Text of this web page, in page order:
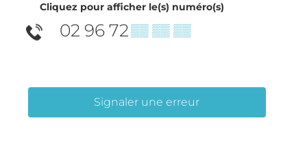
Cliquez pour afficher le(s) numéro(s)
02 96 72▒▒ ▒▒ ▒▒
Signaler une erreur